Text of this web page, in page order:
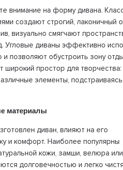
внимание на форму дивана.
создают строгий, лаконичный
визуально смягчают
Угловые диваны эффективно
позволяют обустроить зону
простор для
элементы,
материалы
диван, влияют на его
и комфорт. Наиболее популярны
кожи, замши, велюра или
долговечностью и легко